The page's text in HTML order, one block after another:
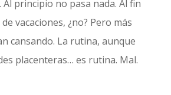
principio no pasa nada. Al fin
vacaciones, ¿no? Pero más
cansando. La rutina, aunque
placenteras… es rutina. Mal.